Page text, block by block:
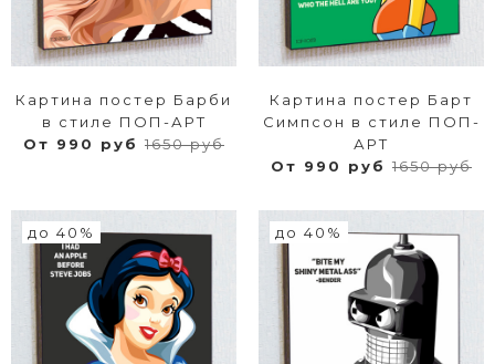
Картина постер Барби
в стиле ПОП-АРТ
От 990 руб 1650 руб
Картина постер Барт
Симпсон в стиле ПОП-
АРТ
От 990 руб 1650 руб
до 40% до 40%